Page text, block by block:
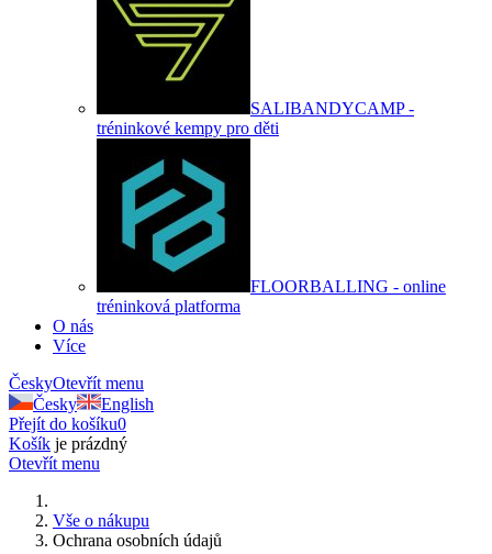
SALIBANDYCAMP -
tréninkové kempy pro děti
FLOORBALLING - online
tréninková platforma
O nás
Více
ČeskyOtevřít menu
Česky
English
Přejít do košíku0
Košík je prázdný
Otevřít menu
Vše o nákupu
Ochrana osobních údajů